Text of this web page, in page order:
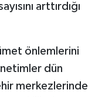
arttırdığı
önlemlerini
dün
merkezlerinde